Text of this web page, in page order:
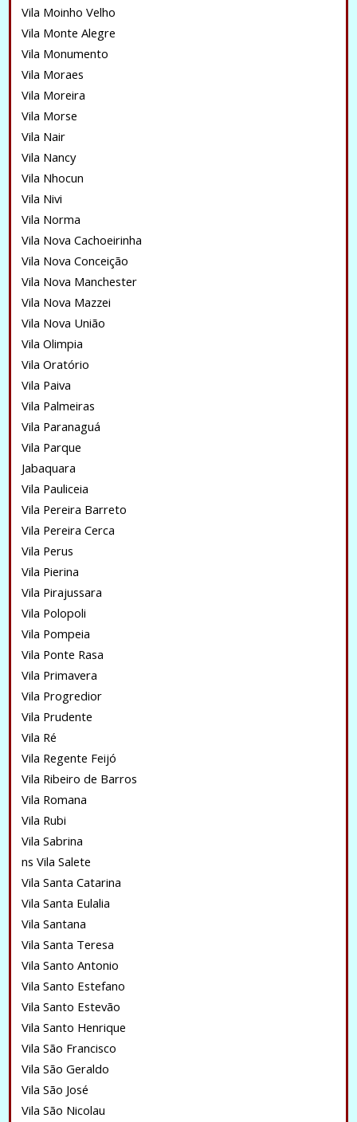
Vila Moinho Velho
Vila Monte Alegre
Vila Monumento
Vila Moraes
Vila Moreira
Vila Morse
Vila Nair
Vila Nancy
Vila Nhocun
Vila Nivi
Vila Norma
Vila Nova Cachoeirinha
Vila Nova Conceição
Vila Nova Manchester
Vila Nova Mazzei
Vila Nova União
Vila Olimpia
Vila Oratório
Vila Paiva
Vila Palmeiras
Vila Paranaguá
Vila Parque
Jabaquara
Vila Pauliceia
Vila Pereira Barreto
Vila Pereira Cerca
Vila Perus
Vila Pierina
Vila Pirajussara
Vila Polopoli
Vila Pompeia
Vila Ponte Rasa
Vila Primavera
Vila Progredior
Vila Prudente
Vila Ré
Vila Regente Feijó
Vila Ribeiro de Barros
Vila Romana
Vila Rubi
Vila Sabrina
ns Vila Salete
Vila Santa Catarina
Vila Santa Eulalia
Vila Santana
Vila Santa Teresa
Vila Santo Antonio
Vila Santo Estefano
Vila Santo Estevão
Vila Santo Henrique
Vila São Francisco
Vila São Geraldo
Vila São José
Vila São Nicolau